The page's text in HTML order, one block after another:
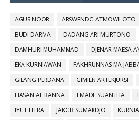
AGUS NOOR ARSWENDO ATMOWILOTO
BUDI DARMA
DADANG ARI MURTONO
DAMHURI MUHAMMAD
DJENAR MAESA
EKA KURNIAWAN
FAKHRUNNAS MA
GILANG PERDANA
GIMIEN ARTEKJURSI
HASAN AL BANNA
I MADE SUANTHA
IYUT FITRA
JAKOB SUMARDJO